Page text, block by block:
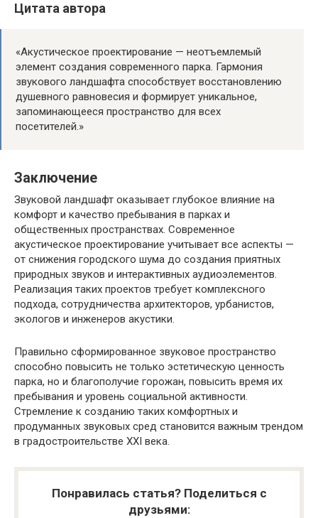
Цитата автора
«Акустическое проектирование — неотъемлемый
элемент создания современного парка. Гармония
звукового ландшафта способствует восстановлению
душевного равновесия и формирует уникальное,
запоминающееся пространство для всех
посетителей.»
Заключение
Звуковой ландшафт оказывает глубокое влияние на
комфорт и качество пребывания в парках и
общественных пространствах. Современное
акустическое проектирование учитывает все аспекты —
от снижения городского шума до создания приятных
природных звуков и интерактивных аудиоэлементов.
Реализация таких проектов требует комплексного
подхода, сотрудничества архитекторов, урбанистов,
экологов и инженеров акустики.
Правильно сформированное звуковое пространство
способно повысить не только эстетическую ценность
парка, но и благополучие горожан, повысить время их
пребывания и уровень социальной активности.
Стремление к созданию таких комфортных и
продуманных звуковых сред становится важным трендом
в градостроительстве XXI века.
Понравилась статья? Поделиться с
друзьями: